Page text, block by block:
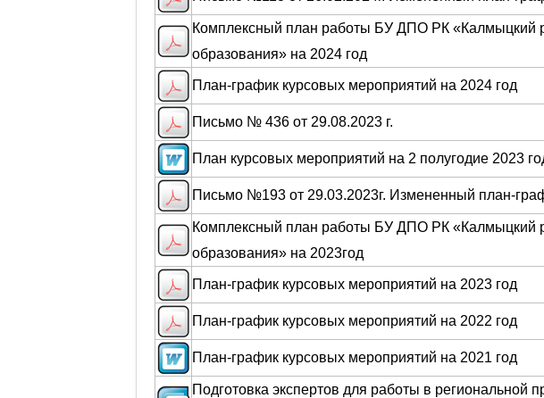
Комплексный план работы БУ ДПО РК «Калмыцкий
образования» на 2024 год
План-график курсовых мероприятий на 2024 год
Письмо № 436 от 29.08.2023 г.
План курсовых мероприятий на 2 полугодие 2023
Письмо №193 от 29.03.2023г. Измененный план-
Комплексный план работы БУ ДПО РК «Калмыцкий
образования» на 2023год
План-график курсовых мероприятий на 2023 год
План-график курсовых мероприятий на 2022 год
План-график курсовых мероприятий на 2021 год
Подготовка экспертов для работы в региональной